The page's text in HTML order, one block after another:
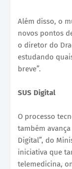
Além disso, o
novos pontos
o diretor do
estudando
breve”.
SUS Digital
O processo
também avança
Digital”, do
iniciativa que
telemedicina,